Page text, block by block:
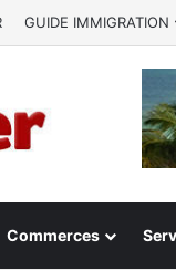
GUIDE IMMIGRATION
Commerces